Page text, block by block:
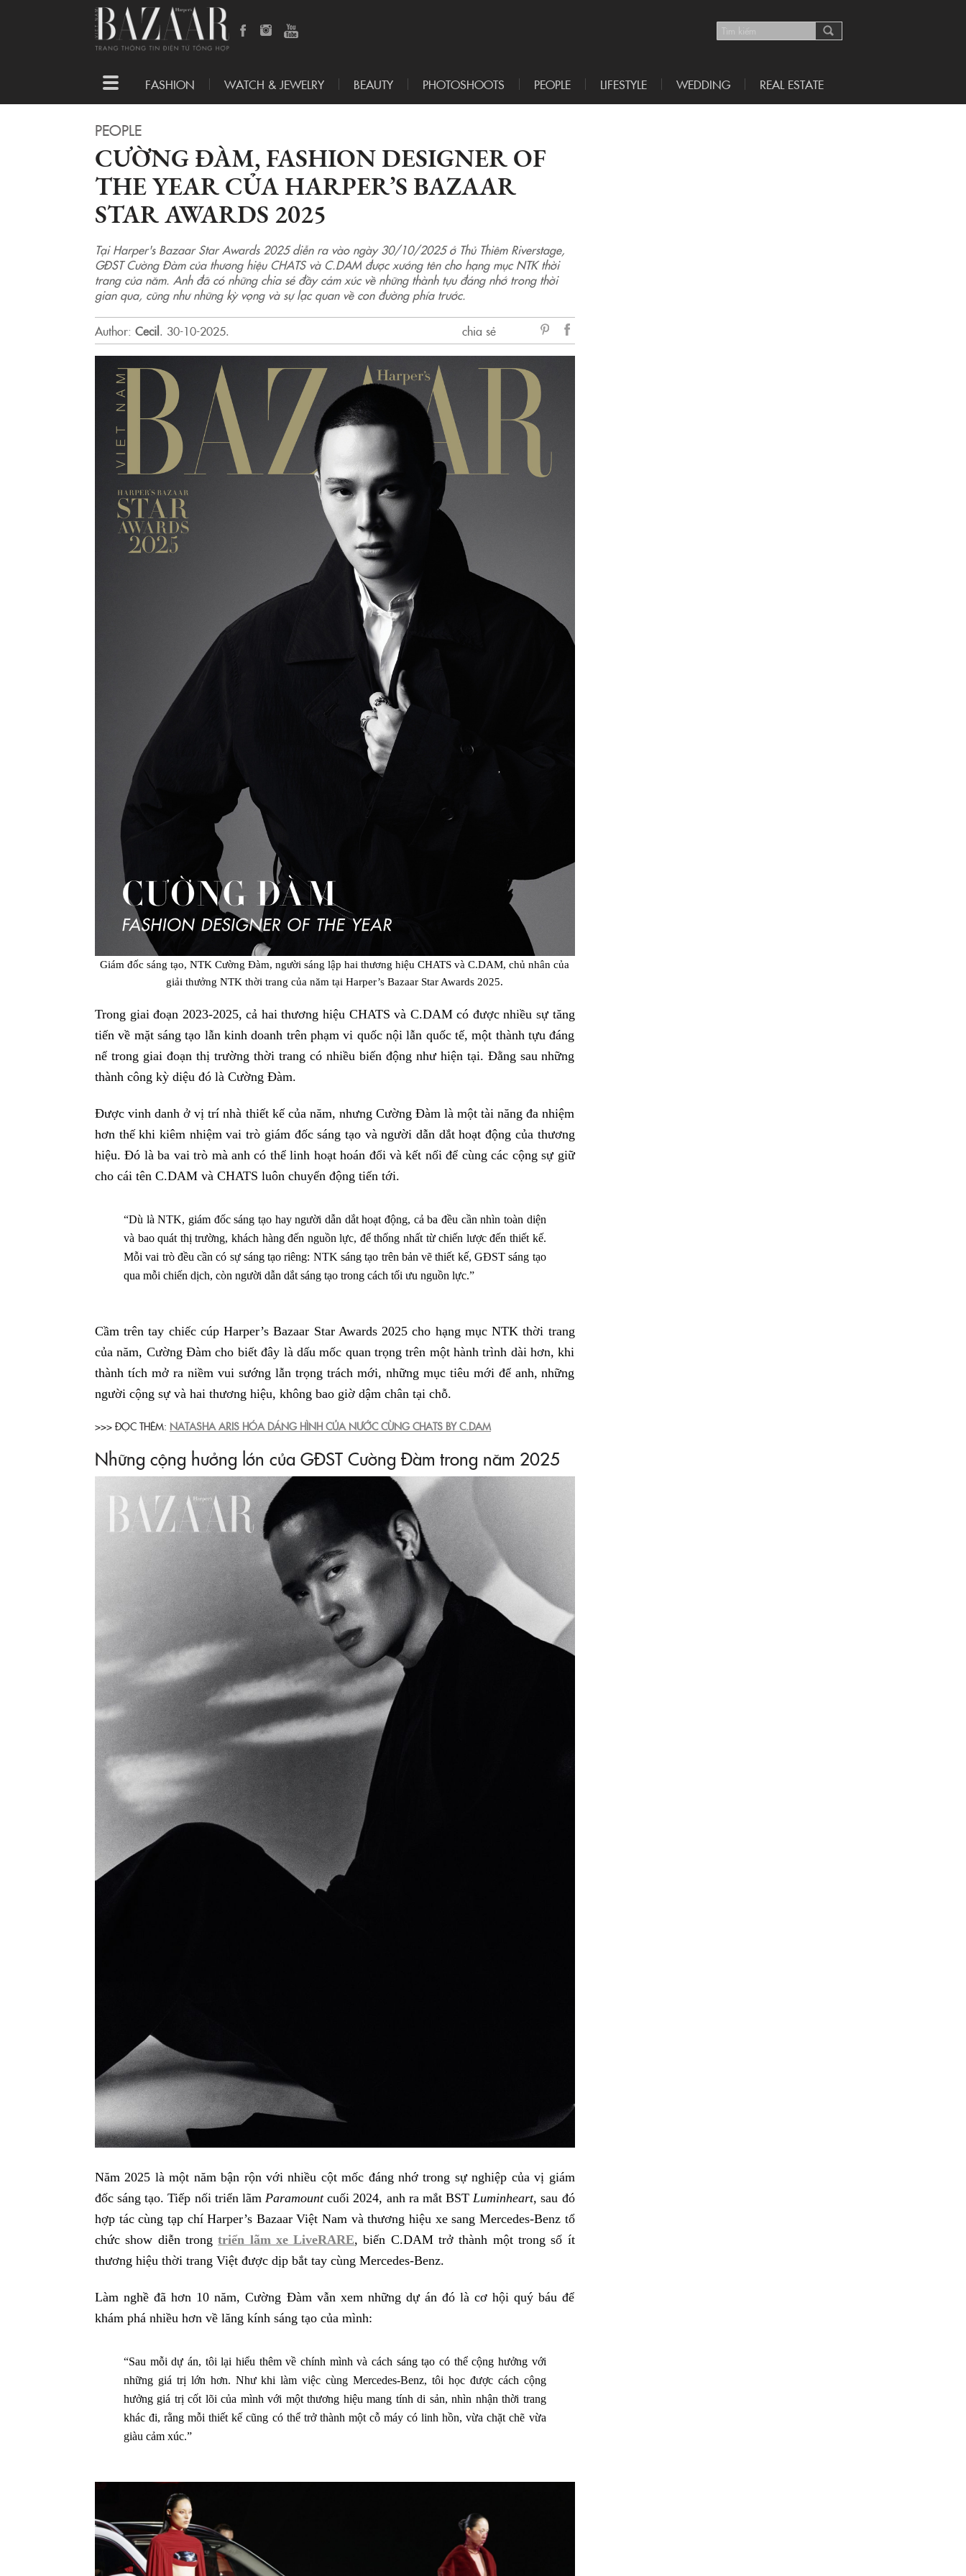
Toggle
navigation
FASHION WATCH & JEWELRY BEAUTY PHOTOSHOOTS PEOPLE LIFESTYLE WEDDING REAL ESTATE
PEOPLE
CƯỜNG ĐÀM, FASHION DESIGNER OF
THE YEAR CỦA HARPER’S BAZAAR
STAR AWARDS 2025
Tại Harper's Bazaar Star Awards 2025 diễn ra vào ngày 30/10/2025 ở Thủ Thiêm Riverstage,
GĐST Cường Đàm của thương hiệu CHATS và C.DAM được xướng tên cho hạng mục NTK thời
trang của năm. Anh đã có những chia sẻ đầy cảm xúc về những thành tựu đáng nhớ trong thời
gian qua, cũng như những kỳ vọng và sự lạc quan về con đường phía trước.
Author: Cecil. 30-10-2025.
chia sẻ
Giám đốc sáng tạo, NTK Cường Đàm, người sáng lập hai thương hiệu CHATS và C.DAM, chủ nhân của
giải thưởng NTK thời trang của năm tại Harper’s Bazaar Star Awards 2025.
Trong giai đoạn 2023-2025, cả hai thương hiệu CHATS và C.DAM có được nhiều sự tăng
tiến về mặt sáng tạo lẫn kinh doanh trên phạm vi quốc nội lẫn quốc tế, một thành tựu đáng
nể trong giai đoạn thị trường thời trang có nhiều biến động như hiện tại. Đằng sau những
thành công kỳ diệu đó là Cường Đàm.
Được vinh danh ở vị trí nhà thiết kế của năm, nhưng Cường Đàm là một tài năng đa nhiệm
hơn thế khi kiêm nhiệm vai trò giám đốc sáng tạo và người dẫn dắt hoạt động của thương
hiệu. Đó là ba vai trò mà anh có thể linh hoạt hoán đổi và kết nối để cùng các cộng sự giữ
cho cái tên C.DAM và CHATS luôn chuyển động tiến tới.
“Dù là NTK, giám đốc sáng tạo hay người dẫn dắt hoạt động, cả ba đều cần nhìn toàn diện
và bao quát thị trường, khách hàng đến nguồn lực, để thống nhất từ chiến lược đến thiết kế.
Mỗi vai trò đều cần có sự sáng tạo riêng: NTK sáng tạo trên bản vẽ thiết kế, GĐST sáng tạo
qua mỗi chiến dịch, còn người dẫn dắt sáng tạo trong cách tối ưu nguồn lực.”
Cầm trên tay chiếc cúp Harper’s Bazaar Star Awards 2025 cho hạng mục NTK thời trang
của năm, Cường Đàm cho biết đây là dấu mốc quan trọng trên một hành trình dài hơn, khi
thành tích mở ra niềm vui sướng lẫn trọng trách mới, những mục tiêu mới để anh, những
người cộng sự và hai thương hiệu, không bao giờ dậm chân tại chỗ.
>>> ĐỌC THÊM: NATASHA ARIS HÓA DÁNG HÌNH CỦA NƯỚC CÙNG CHATS BY C.DAM
Những cộng hưởng lớn của GĐST Cường Đàm trong năm 2025
Năm 2025 là một năm bận rộn với nhiều cột mốc đáng nhớ trong sự nghiệp của vị giám
đốc sáng tạo. Tiếp nối triển lãm Paramountcuối 2024, anh ra mắt BST Luminheart, sau đó
hợp tác cùng tạp chí Harper’s Bazaar Việt Nam và thương hiệu xe sang Mercedes-Benz tổ
chức show diễn trongtriển lãm xe LiveRARE, biến C.DAM trở thành một trong số ít
thương hiệu thời trang Việt được dịp bắt tay cùng Mercedes-Benz.
Làm nghề đã hơn 10 năm, Cường Đàm vẫn xem những dự án đó là cơ hội quý báu để
khám phá nhiều hơn về lăng kính sáng tạo của mình:
“Sau mỗi dự án, tôi lại hiểu thêm về chính mình và cách sáng tạo có thể cộng hưởng với
những giá trị lớn hơn. Như khi làm việc cùng Mercedes-Benz, tôi học được cách cộng
hưởng giá trị cốt lõi của mình với một thương hiệu mang tính di sản, nhìn nhận thời trang
khác đi, rằng mỗi thiết kế cũng có thể trở thành một cỗ máy có linh hồn, vừa chặt chẽ vừa
giàu cảm xúc.”